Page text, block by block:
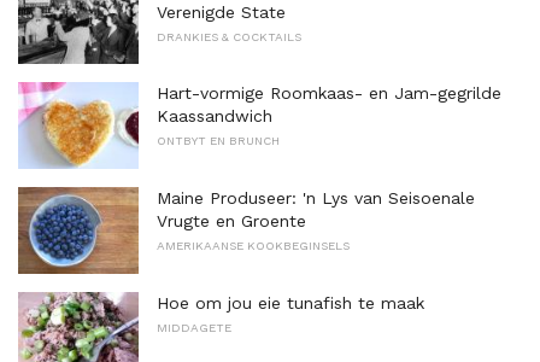
Verenigde State
DRANKIES & COCKTAILS
Hart-vormige Roomkaas- en Jam-gegrilde
Kaassandwich
ONTBYT EN BRUNCH
Maine Produseer: 'n Lys van Seisoenale
Vrugte en Groente
AMERIKAANSE KOOKBEGINSELS
Hoe om jou eie tunafish te maak
MIDDAGETE